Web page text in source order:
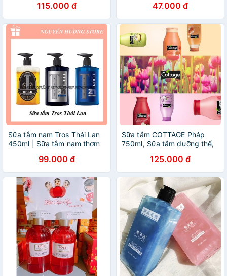
115.000 đ
tắm thảo mộc, Sữa tắm Hoa
Sen, Sữa tắm Rồng Đỏ
47.000 đ
Sữa tắm nam Tros Thái Lan
450ml | Sữa tắm nam thơm
Sữa tắm Tros99.000 đ
Sữa tắm COTTAGE Pháp
750ml, Sữa tắm dưỡng thể,
125.000 đ